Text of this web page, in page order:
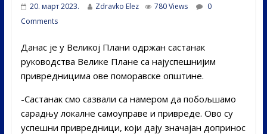
20. март 2023. Zdravko Elez 780 Views
0
Comments
Данас је у Великој Плани одржан састанак
руководства Велике Плане са најуспешнијим
привредницима ове поморавске општине.
-Састанак смо сазвали са намером да побољшамо
сарадњу локалне самоуправе и привреде. Ово су
успешни привредници, који дају значајан допринос